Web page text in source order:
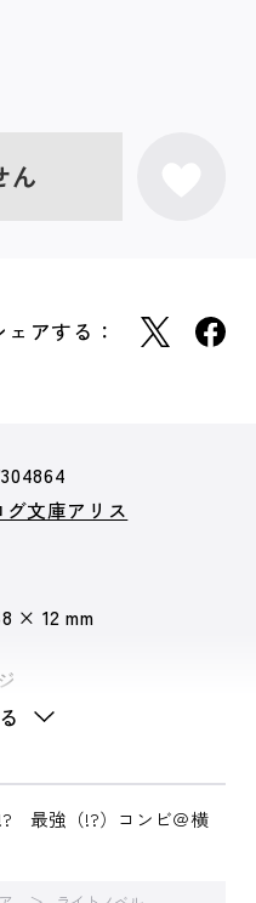
ん
ェアする：
グ文庫アリス
× 12 mm
最強（!?）コンビ＠横